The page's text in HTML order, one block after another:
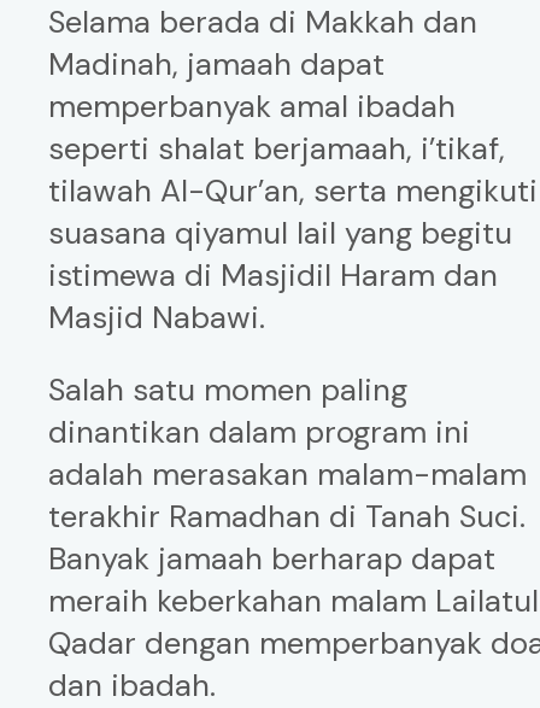
Selama berada di Makkah dan
Madinah, jamaah dapat
memperbanyak amal ibadah
seperti shalat berjamaah, i’tikaf,
tilawah Al-Qur’an, serta mengikuti
suasana qiyamul lail yang begitu
istimewa di Masjidil Haram dan
Masjid Nabawi.
Salah satu momen paling
dinantikan dalam program ini
adalah merasakan malam-malam
terakhir Ramadhan di Tanah Suci.
Banyak jamaah berharap dapat
meraih keberkahan malam Lailatul
Qadar dengan memperbanyak
dan ibadah.